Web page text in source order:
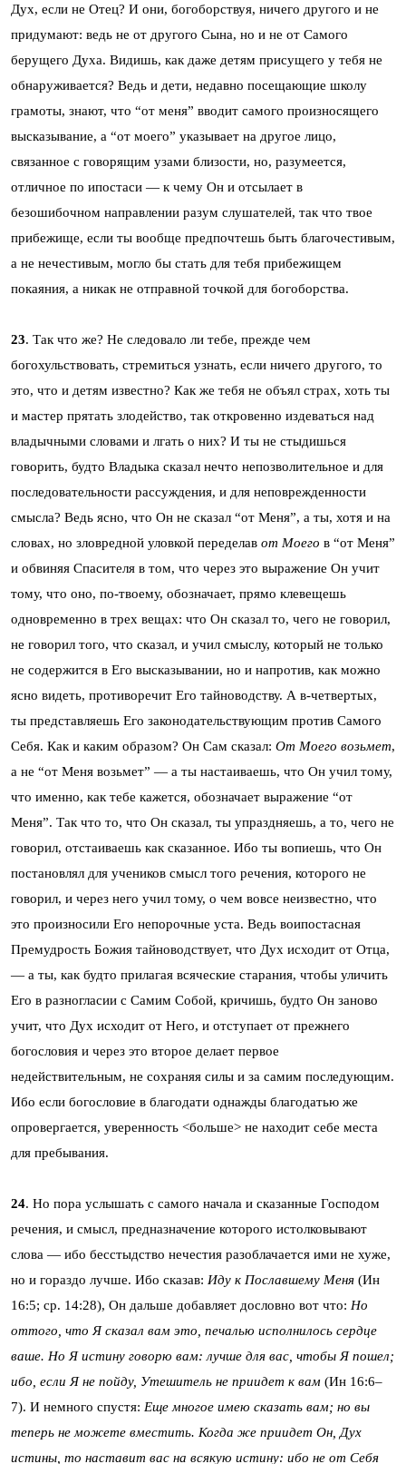
Дух, если не Отец? И они, богоборствуя, ничего другого и не
придумают: ведь не от другого Сына, но и не от Самого
берущего Духа. Видишь, как даже детям присущего у тебя не
обнаруживается? Ведь и дети, недавно посещающие школу
грамоты, знают, что “от меня” вводит самого произносящего
высказывание, а “от моего” указывает на другое лицо,
связанное с говорящим узами близости, но, разумеется,
отличное по ипостаси — к чему Он и отсылает в
безошибочном направлении разум слушателей, так что твое
прибежище, если ты вообще предпочтешь быть благочестивым,
а не нечестивым, могло бы стать для тебя прибежищем
покаяния, а никак не отправной точкой для богоборства.
23. Так что же? Не следовало ли тебе, прежде чем
богохульствовать, стремиться узнать, если ничего другого, то
это, что и детям известно? Как же тебя не объял страх, хоть ты
и мастер прятать злодейство, так откровенно издеваться над
владычными словами и лгать о них? И ты не стыдишься
говорить, будто Владыка сказал нечто непозволительное и для
последовательности рассуждения, и для неповрежденности
смысла? Ведь ясно, что Он не сказал “от Меня”, а ты, хотя и на
словах, но зловредной уловкой переделав от Моего в “от Меня”
и обвиняя Спасителя в том, что через это выражение Он учит
тому, что оно, по-твоему, обозначает, прямо клевещешь
одновременно в трех вещах: что Он сказал то, чего не говорил,
не говорил того, что сказал, и учил смыслу, который не только
не содержится в Его высказывании, но и напротив, как можно
ясно видеть, противоречит Его тайноводству. А в-четвертых,
ты представляешь Его законодательствующим против Самого
Себя. Как и каким образом? Он Сам сказал: От Моего возьмет,
а не “от Меня возьмет” — а ты настаиваешь, что Он учил тому,
что именно, как тебе кажется, обозначает выражение “от
Меня”. Так что то, что Он сказал, ты упраздняешь, а то, чего не
говорил, отстаиваешь как сказанное. Ибо ты вопиешь, что Он
постановлял для учеников смысл того речения, которого не
говорил, и через него учил тому, о чем вовсе неизвестно, что
это произносили Его непорочные уста. Ведь воипостасная
Премудрость Божия тайноводствует, что Дух исходит от Отца,
— а ты, как будто прилагая всяческие старания, чтобы уличить
Его в разногласии с Самим Собой, кричишь, будто Он заново
учит, что Дух исходит от Него, и отступает от прежнего
богословия и через это второе делает первое
недействительным, не сохраняя силы и за самим последующим.
Ибо если богословие в благодати однажды благодатью же
опровергается, уверенность <больше> не находит себе места
для пребывания.
24. Но пора услышать с самого начала и сказанные Господом
речения, и смысл, предназначение которого истолковывают
слова — ибо бесстыдство нечестия разоблачается ими не хуже,
но и гораздо лучше. Ибо сказав: Иду к Пославшему Меня (Ин
16:5; ср. 14:28), Он дальше добавляет дословно вот что: Но
оттого, что Я сказал вам это, печалью исполнилось сердце
ваше. Но Я истину говорю вам: лучше для вас, чтобы Я пошел;
ибо, если Я не пойду, Утешитель не приидет к вам (Ин 16:6–
7). И немного спустя: Еще многое имею сказать вам; но вы
теперь не можете вместить. Когда же приидет Он, Дух
истины, то наставит вас на всякую истину: ибо не от Себя